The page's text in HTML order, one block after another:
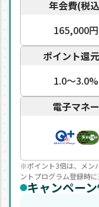
年会費(税
165,000円
ポイント還
1.0〜3.0%
電子マネー
※ポイント3倍は、メン
ントプログラム登録時
キャンペー